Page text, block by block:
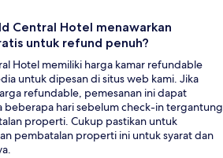
Central Hotel menawarkan
untuk refund penuh?
Hotel memiliki harga kamar refundable
untuk dipesan di situs web kami. Jika
refundable, pemesanan ini dapat
beberapa hari sebelum check-in tergantung
properti. Cukup pastikan untuk
pembatalan properti ini untuk syarat dan